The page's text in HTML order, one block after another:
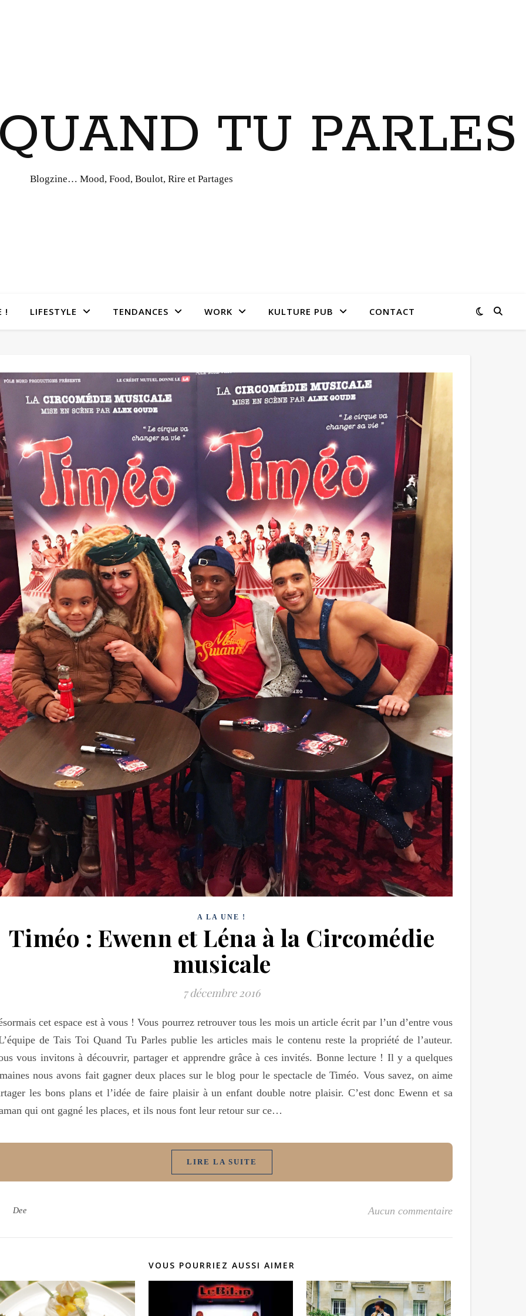
TU PARLES
Blogzine… Mood, Food, Boulot, Rire et Partages
! LIFESTYLE TENDANCES WORK KULTURE PUB CONTACT
A LA UNE !
Timéo : Ewenn et Léna à la Circomédie
musicale
7 décembre 2016
cet espace est à vous ! Vous pourrez retrouver tous les mois un article écrit par l’un d’entre vous
de Tais Toi Quand Tu Parles publie les articles mais le contenu reste la propriété de l’auteur.
vous invitons à découvrir, partager et apprendre grâce à ces invités. Bonne lecture ! Il y a quelques
nous avons fait gagner deux places sur le blog pour le spectacle de Timéo. Vous savez, on aime
les bons plans et l’idée de faire plaisir à un enfant double notre plaisir. C’est donc Ewenn et sa
qui ont gagné les places, et ils nous font leur retour sur ce…
LIRE LA SUITE
Dee Aucun commentaire
VOUS POURRIEZ AUSSI AIMER